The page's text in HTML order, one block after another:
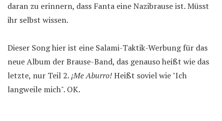
daran zu erinnern, dass Fanta eine Nazibrause ist. Müsst
ihr selbst wissen.
Dieser Song hier ist eine Salami-Taktik-Werbung für das
neue Album der Brause-Band, das genauso heißt wie das
letzte, nur Teil 2. ¡Me Aburro!Heißt soviel wie "Ich
langweile mich". OK.